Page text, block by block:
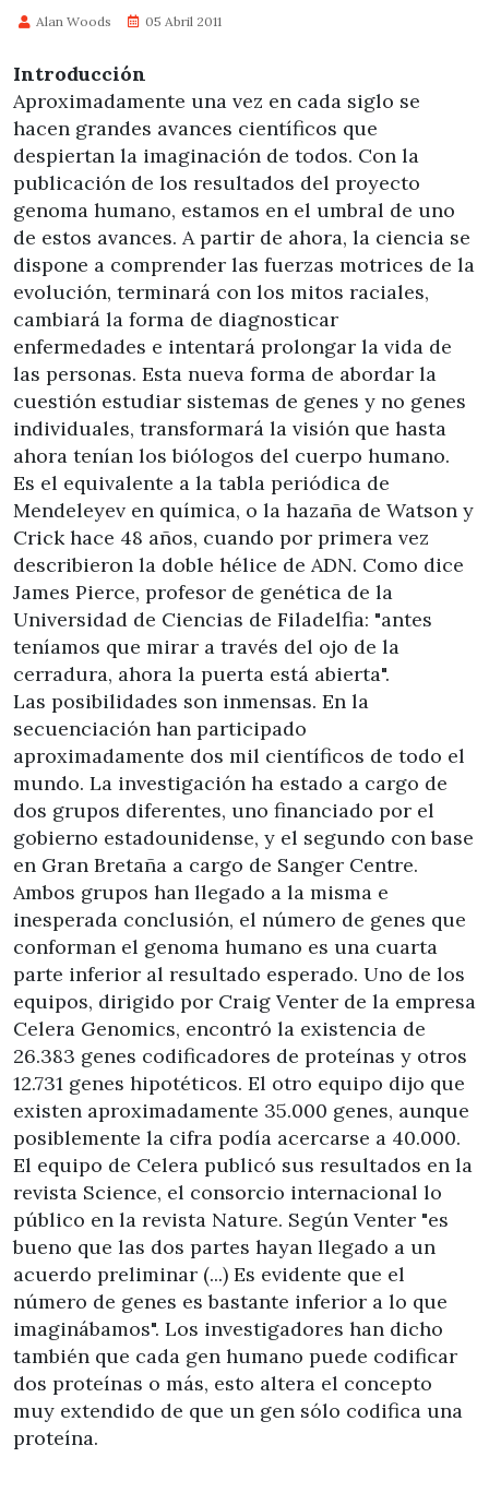
Alan Woods 05 Abril 2011
Introducción
Aproximadamente una vez en cada siglo se
hacen grandes avances científicos que
despiertan la imaginación de todos. Con la
publicación de los resultados del proyecto
genoma humano, estamos en el umbral de uno
de estos avances. A partir de ahora, la ciencia se
dispone a comprender las fuerzas motrices de la
evolución, terminará con los mitos raciales,
cambiará la forma de diagnosticar
enfermedades e intentará prolongar la vida de
las personas. Esta nueva forma de abordar la
cuestión estudiar sistemas de genes y no genes
individuales, transformará la visión que hasta
ahora tenían los biólogos del cuerpo humano.
Es el equivalente a la tabla periódica de
Mendeleyev en química, o la hazaña de Watson y
Crick hace 48 años, cuando por primera vez
describieron la doble hélice de ADN. Como dice
James Pierce, profesor de genética de la
Universidad de Ciencias de Filadelfia: "antes
teníamos que mirar a través del ojo de la
cerradura, ahora la puerta está abierta".
Las posibilidades son inmensas. En la
secuenciación han participado
aproximadamente dos mil científicos de todo el
mundo. La investigación ha estado a cargo de
dos grupos diferentes, uno financiado por el
gobierno estadounidense, y el segundo con base
en Gran Bretaña a cargo de Sanger Centre.
Ambos grupos han llegado a la misma e
inesperada conclusión, el número de genes que
conforman el genoma humano es una cuarta
parte inferior al resultado esperado. Uno de los
equipos, dirigido por Craig Venter de la empresa
Celera Genomics, encontró la existencia de
26.383 genes codificadores de proteínas y otros
12.731 genes hipotéticos. El otro equipo dijo que
existen aproximadamente 35.000 genes, aunque
posiblemente la cifra podía acercarse a 40.000.
El equipo de Celera publicó sus resultados en la
revista Science, el consorcio internacional lo
público en la revista Nature. Según Venter "es
bueno que las dos partes hayan llegado a un
acuerdo preliminar (...) Es evidente que el
número de genes es bastante inferior a lo que
imaginábamos". Los investigadores han dicho
también que cada gen humano puede codificar
dos proteínas o más, esto altera el concepto
muy extendido de que un gen sólo codifica una
proteína.